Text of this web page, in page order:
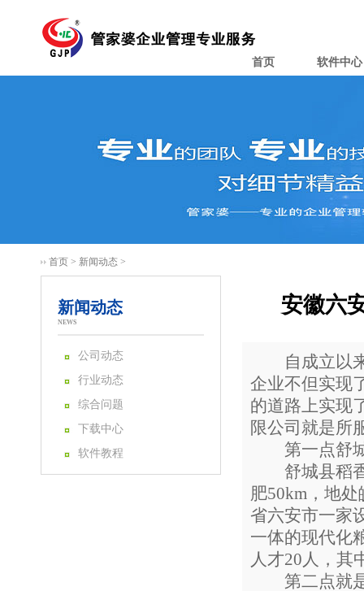
首页 软件中心
首页 > 新闻动态 >
新闻动态
NEWS
公司动态
行业动态
综合问题
下载中心
软件教程
安徽六
自成立以来
企业不但实现
的道路上实现
限公司就是所
第一点舒城
舒城县稻香
肥50km，地
省六安市一家
一体的现代化
人才20人，其
第二点就是